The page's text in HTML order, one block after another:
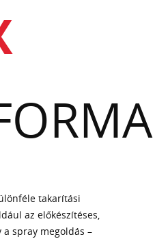
takarítási
az előkészítéses,
a spray megoldás –